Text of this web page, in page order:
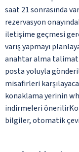
saat 21 sonrasında
rezervasyon
iletişime geçmesi
varış yapmayı
anahtar alma
posta yoluyla
misafirleri
konaklama yerinin
indirmeleri
bilgiler, otomatik